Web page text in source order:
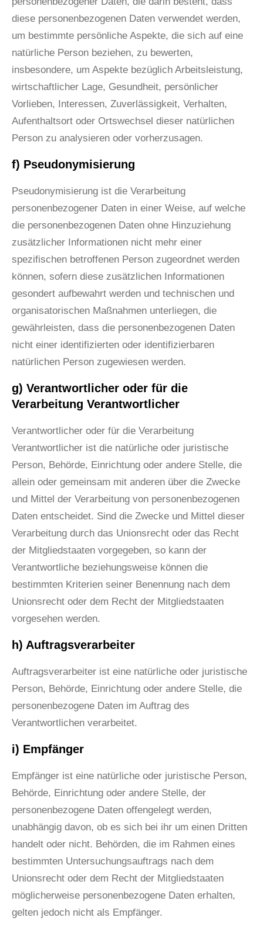
diese personenbezogenen Daten verwendet werden,
um bestimmte persönliche Aspekte, die sich auf eine
natürliche Person beziehen, zu bewerten,
insbesondere, um Aspekte bezüglich Arbeitsleistung,
wirtschaftlicher Lage, Gesundheit, persönlicher
Vorlieben, Interessen, Zuverlässigkeit, Verhalten,
Aufenthaltsort oder Ortswechsel dieser natürlichen
Person zu analysieren oder vorherzusagen.
f) Pseudonymisierung
Pseudonymisierung ist die Verarbeitung
personenbezogener Daten in einer Weise, auf welche
die personenbezogenen Daten ohne Hinzuziehung
zusätzlicher Informationen nicht mehr einer
spezifischen betroffenen Person zugeordnet werden
können, sofern diese zusätzlichen Informationen
gesondert aufbewahrt werden und technischen und
organisatorischen Maßnahmen unterliegen, die
gewährleisten, dass die personenbezogenen Daten
nicht einer identifizierten oder identifizierbaren
natürlichen Person zugewiesen werden.
g) Verantwortlicher oder für die
Verarbeitung Verantwortlicher
Verantwortlicher oder für die Verarbeitung
Verantwortlicher ist die natürliche oder juristische
Person, Behörde, Einrichtung oder andere Stelle, die
allein oder gemeinsam mit anderen über die Zwecke
und Mittel der Verarbeitung von personenbezogenen
Daten entscheidet. Sind die Zwecke und Mittel dieser
Verarbeitung durch das Unionsrecht oder das Recht
der Mitgliedstaaten vorgegeben, so kann der
Verantwortliche beziehungsweise können die
bestimmten Kriterien seiner Benennung nach dem
Unionsrecht oder dem Recht der Mitgliedstaaten
vorgesehen werden.
h) Auftragsverarbeiter
Auftragsverarbeiter ist eine natürliche oder juristische
Person, Behörde, Einrichtung oder andere Stelle, die
personenbezogene Daten im Auftrag des
Verantwortlichen verarbeitet.
i) Empfänger
Empfänger ist eine natürliche oder juristische Person,
Behörde, Einrichtung oder andere Stelle, der
personenbezogene Daten offengelegt werden,
unabhängig davon, ob es sich bei ihr um einen Dritten
handelt oder nicht. Behörden, die im Rahmen eines
bestimmten Untersuchungsauftrags nach dem
Unionsrecht oder dem Recht der Mitgliedstaaten
möglicherweise personenbezogene Daten erhalten,
gelten jedoch nicht als Empfänger.